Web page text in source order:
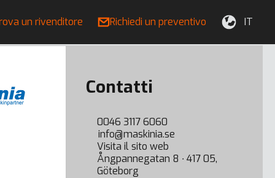
un rivenditore Richiedi un preventivo IT
Contatti
0046 3117 6060
info@maskinia.se
Visita il sito web
Ångpannegatan 8 ∙ 417 05,
Göteborg